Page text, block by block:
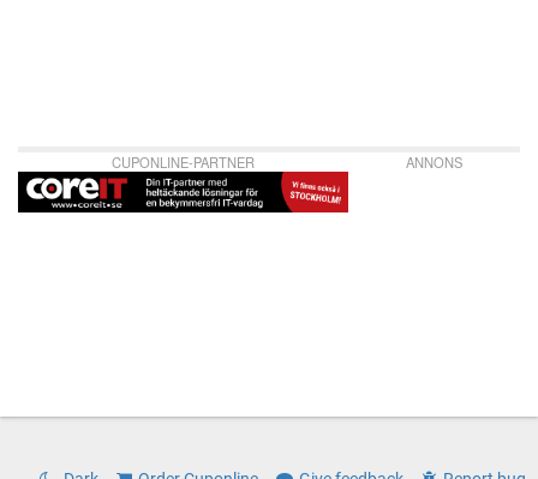
CUPONLINE-PARTNER ANNONS